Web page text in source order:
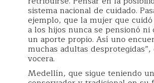
sistema nacional de cuidado.
ejemplo, que la mujer que
a los hijos nunca se pensionó ni
un aporte propio. Así uno
muchas adultas
vocera.
Medellín, que sigue teniendo